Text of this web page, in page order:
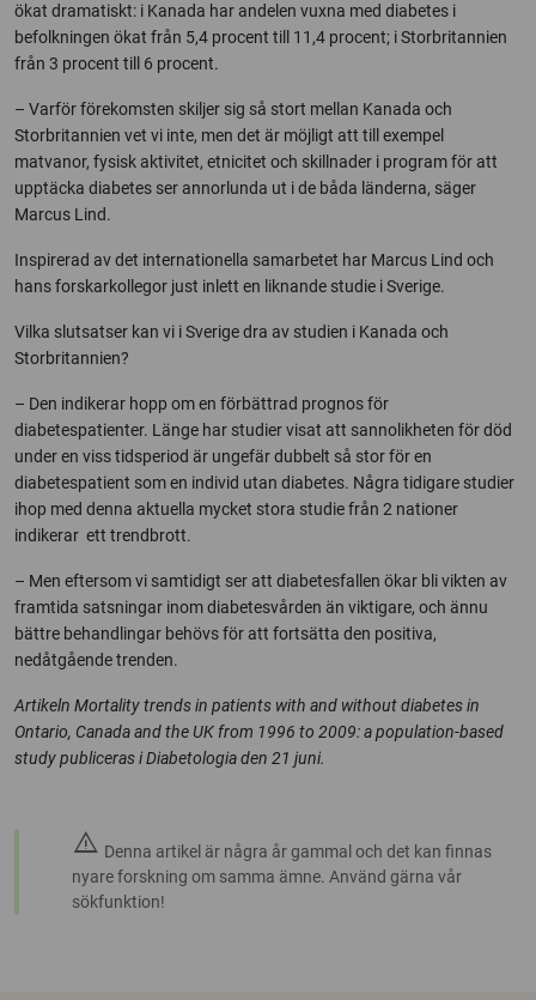
ökat dramatiskt: i Kanada har andelen vuxna med diabetes i
befolkningen ökat från 5,4 procent till 11,4 procent; i Storbritannien
från 3 procent till 6 procent.
– Varför förekomsten skiljer sig så stort mellan Kanada och
Storbritannien vet vi inte, men det är möjligt att till exempel
matvanor, fysisk aktivitet, etnicitet och skillnader i program för att
upptäcka diabetes ser annorlunda ut i de båda länderna, säger
Marcus Lind.
Inspirerad av det internationella samarbetet har Marcus Lind och
hans forskarkollegor just inlett en liknande studie i Sverige.
Vilka slutsatser kan vi i Sverige dra av studien i Kanada och
Storbritannien?
– Den indikerar hopp om en förbättrad prognos för
diabetespatienter. Länge har studier visat att sannolikheten för död
under en viss tidsperiod är ungefär dubbelt så stor för en
diabetespatient som en individ utan diabetes. Några tidigare studier
ihop med denna aktuella mycket stora studie från 2 nationer
indikerar ett trendbrott.
– Men eftersom vi samtidigt ser att diabetesfallen ökar bli vikten av
framtida satsningar inom diabetesvården än viktigare, och ännu
bättre behandlingar behövs för att fortsätta den positiva,
nedåtgående trenden.
Artikeln Mortality trends in patients with and without diabetes in
Ontario, Canada and the UK from 1996 to 2009: a population-based
study publiceras i Diabetologia den 21 juni.
warning Denna artikel är några år gammal och det kan finnas
nyare forskning om samma ämne. Använd gärna vår
sökfunktion!